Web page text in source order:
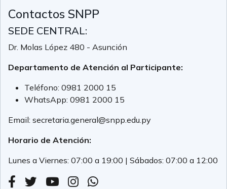
Contactos SNPP
SEDE CENTRAL:
Dr. Molas López 480 - Asunción
Departamento de Atención al Participante:
Teléfono: 0981 2000 15
WhatsApp: 0981 2000 15
Email: secretaria.general@snpp.edu.py
Horario de Atención:
Lunes a Viernes: 07:00 a 19:00 | Sábados: 07:00 a 12:00